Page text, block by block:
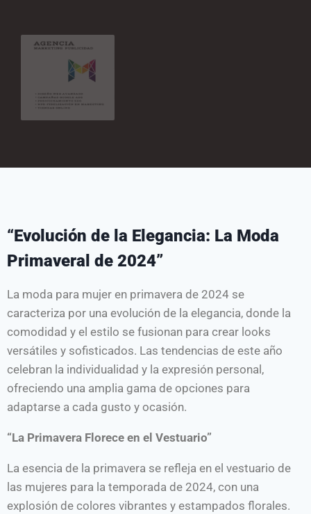
“Evolución de la Elegancia: La Moda
Primaveral de 2024”
La moda para mujer en primavera de 2024 se
caracteriza por una evolución de la elegancia, donde la
comodidad y el estilo se fusionan para crear looks
versátiles y sofisticados. Las tendencias de este año
celebran la individualidad y la expresión personal,
ofreciendo una amplia gama de opciones para
adaptarse a cada gusto y ocasión.
“La Primavera Florece en el Vestuario”
La esencia de la primavera se refleja en el vestuario de
las mujeres para la temporada de 2024, con una
explosión de colores vibrantes y estampados florales.